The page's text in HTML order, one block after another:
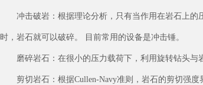
冲击破岩：根据理论分析，只有当作用在岩石上的压
时，岩石就可以破碎。 目前常用的设备是冲击锤。
磨碎岩石：在很小的压力载荷下，利用旋转钻头与
剪切岩石：根据Cullen-Navy准则，岩石的剪切强度